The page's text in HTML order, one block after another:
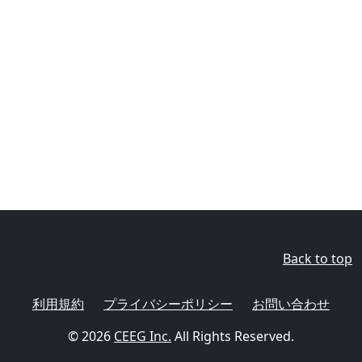
Back to top
利用規約 プライバシーポリシー
お問い合わせ
© 2026 CEEG Inc. All Rights Reserved.